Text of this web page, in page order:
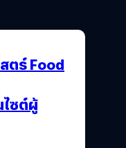
ตร์ Food
ไซต์ผู้